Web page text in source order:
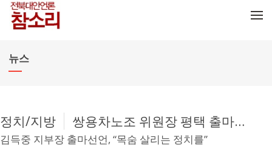
뉴스
정치/지방 쌍용차노조 위원장 평택 출마에 진보정당 모두 뭉쳤다
김득중 지부장 출마선언, “목숨 살리는 정치를”